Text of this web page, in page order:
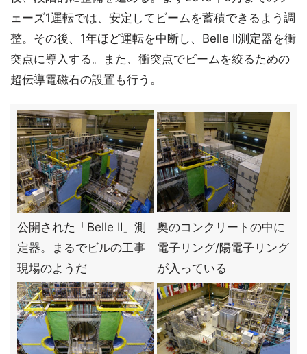
ェーズ1運転では、安定してビームを蓄積できるよう調
整。その後、1年ほど運転を中断し、Belle II測定器を衝
突点に導入する。また、衝突点でビームを絞るための
超伝導電磁石の設置も行う。
公開された「Belle II」測
定器。まるでビルの工事
現場のようだ
奥のコンクリートの中に
電子リング/陽電子リング
が入っている